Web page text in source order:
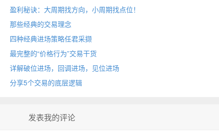
盈利秘诀：大周期找方向，小周期找点位！
那些经典的交易理念
四种经典进场策略任君采撷
最完整的“价格行为”交易干货
详解破位进场，回调进场，见位进场
分享5个交易的底层逻辑
发表我的评论